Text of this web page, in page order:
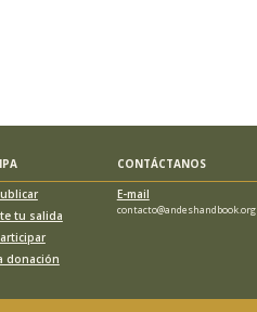
CONTÁCTANOS
tu salida
donación
E-mail
contacto@andeshandbook.org